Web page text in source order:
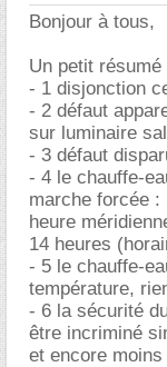
Bonjour à tous,
Un petit
- 1 disjonction
- 2 défaut
sur luminaire
- 3 défaut
- 4 le chauffe-
marche forcée
heure
14 heures
- 5 le chauffe-
température,
- 6 la sécurité
être incriminé
et encore